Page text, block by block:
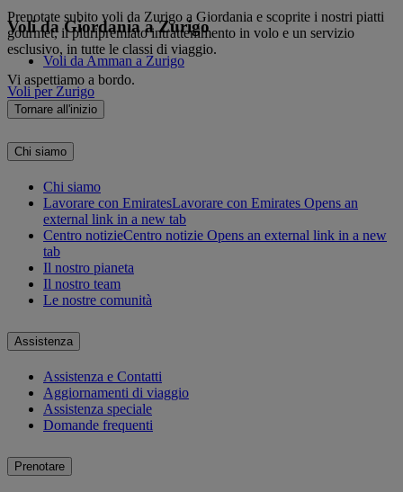
Prenotate subito voli da Zurigo a Giordania e scoprite i nostri piatti
gourmet, il pluripremiato intrattenimento in volo e un servizio
esclusivo, in tutte le classi di viaggio.
Vi aspettiamo a bordo.
Voli da Giordania a Zurigo
Voli da Amman a Zurigo
Voli per Zurigo
Tornare all'inizio
Chi siamo
Chi siamo
Lavorare con EmiratesLavorare con Emirates Opens an
external link in a new tab
Centro notizieCentro notizie Opens an external link in a new
tab
Il nostro pianeta
Il nostro team
Le nostre comunità
Assistenza
Assistenza e Contatti
Aggiornamenti di viaggio
Assistenza speciale
Domande frequenti
Prenotare